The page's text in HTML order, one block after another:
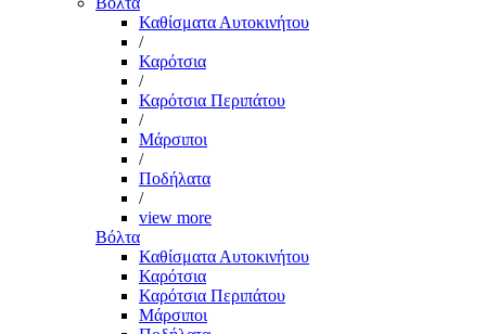
Καθίσματα Αυτοκινήτου
/
Καρότσια
/
Καρότσια Περιπάτου
/
Μάρσιποι
/
Ποδήλατα
/
view more
Βόλτα
Καθίσματα Αυτοκινήτου
Καρότσια
Καρότσια Περιπάτου
Μάρσιποι